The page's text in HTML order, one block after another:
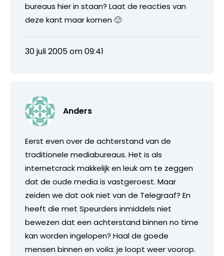
bureaus hier in staan? Laat de reacties van
deze kant maar komen 🙂
30 juli 2005 om 09:41
Anders
Eerst even over de achterstand van de
traditionele mediabureaus. Het is als
internetcrack makkelijk en leuk om te zeggen
dat de oude media is vastgeroest. Maar
zeiden we dat ook niet van de Telegraaf? En
heeft die met Speurders inmiddels niet
bewezen dat een achterstand binnen no time
kan worden ingelopen? Haal de goede
mensen binnen en voila: je loopt weer voorop.